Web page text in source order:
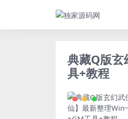
典藏Q版
具+教程